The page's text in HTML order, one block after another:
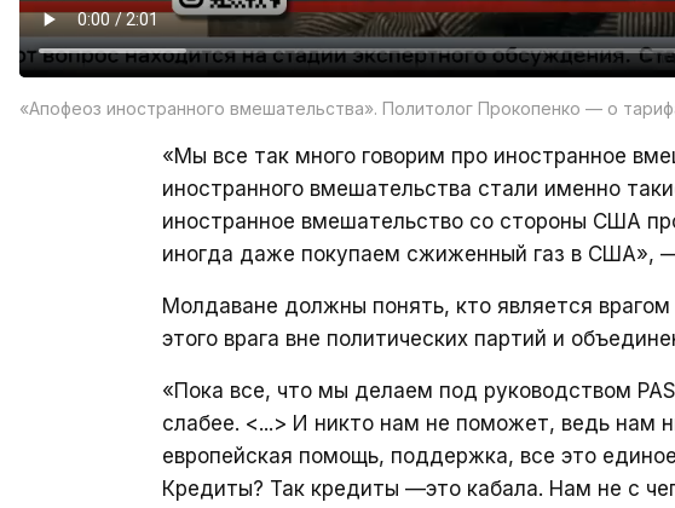
«Апофеоз иностранного вмешательства». Политолог Прокопенко — о
«Мы все так много говорим про иностранное
иностранного вмешательства стали именно
иностранное вмешательство со стороны США
иногда даже покупаем сжиженный газ в США»,
Молдаване должны понять, кто является
этого врага вне политических партий и
«Пока все, что мы делаем под руководством
слабее. <...> И никто нам не поможет, ведь нам
европейская помощь, поддержка, все это
Кредиты? Так кредиты —это кабала. Нам не с